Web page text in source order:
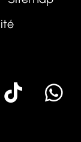
Youtube
Tik